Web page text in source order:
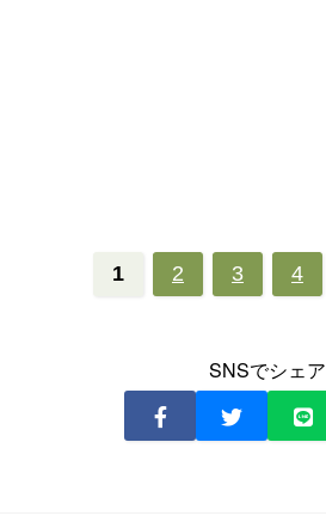
1 2 3 4
SNSでシェア